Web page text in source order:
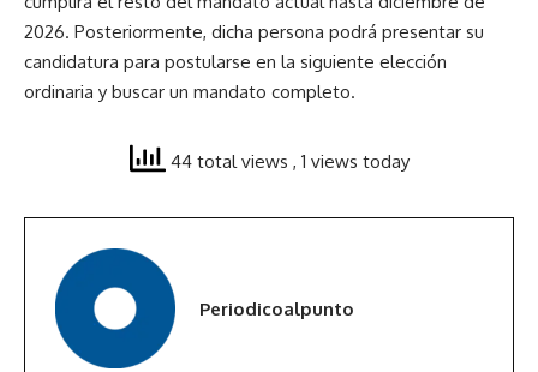
2026. Posteriormente, dicha persona podrá presentar su
candidatura para postularse en la siguiente elección
ordinaria y buscar un mandato completo.
44 total views , 1 views today
Periodicoalpunto